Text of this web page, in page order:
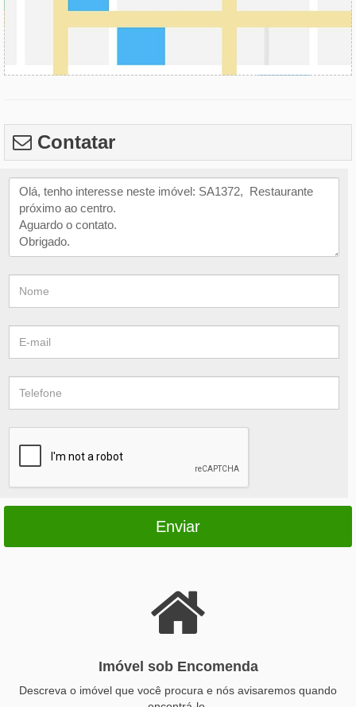
Contatar
Enviar
Imóvel sob Encomenda
Descreva o imóvel que você procura e nós avisaremos quando